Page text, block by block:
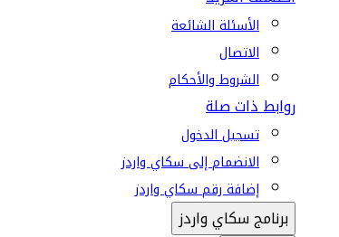
الأسئلة الشائعة
الاتصال
الشروط والأحكام
روابط ذات صلة
تسجيل الدخول
الانضمام إلى سكاي واردز
إضافة رقم سكاي واردز
برنامج سكاي واردز